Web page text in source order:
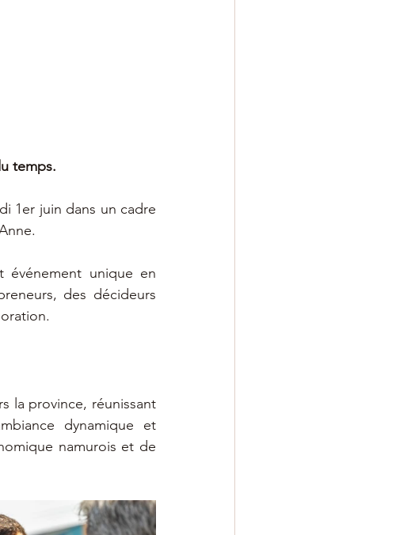
temps.
1er juin dans un cadre
événement unique en
des décideurs
la province, réunissant
dynamique et
namurois et de